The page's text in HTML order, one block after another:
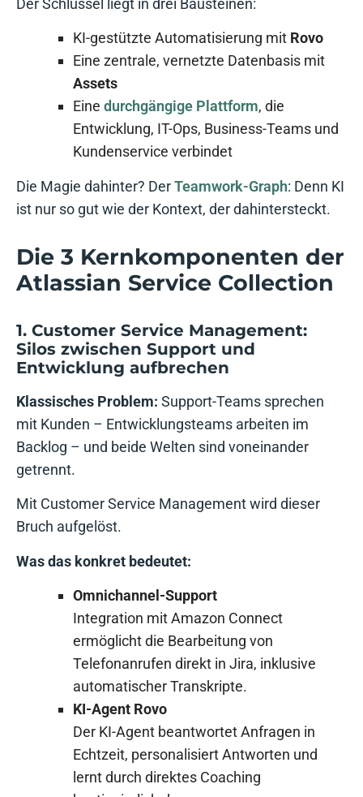
Der Schlüssel liegt in drei Bausteinen:
KI-gestützte Automatisierung mit Rovo
Eine zentrale, vernetzte Datenbasis mit
Assets
Eine durchgängige Plattform, die
Entwicklung, IT-Ops, Business-Teams und
Kundenservice verbindet
Die Magie dahinter? DerTeamwork-Graph: Denn KI
ist nur so gut wie der Kontext, der dahintersteckt.
Die 3 Kernkomponenten der
Atlassian Service Collection
1. Customer Service Management:
Silos zwischen Support und
Entwicklung aufbrechen
Klassisches Problem: Support-Teams sprechen
mit Kunden – Entwicklungsteams arbeiten im
Backlog – und beide Welten sind voneinander
getrennt.
Mit Customer Service Management wird dieser
Bruch aufgelöst.
Was das konkret bedeutet:
Omnichannel-Support
Integration mit Amazon Connect
ermöglicht die Bearbeitung von
Telefonanrufen direkt in Jira, inklusive
automatischer Transkripte.
KI-Agent Rovo
Der KI-Agent beantwortet Anfragen in
Echtzeit, personalisiert Antworten und
lernt durch direktes Coaching